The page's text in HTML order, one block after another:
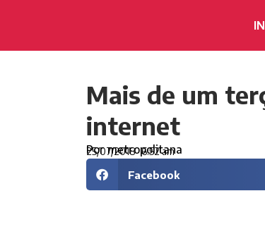
Mais de um
internet
Pormetropolitana
25/07/2018 6:52 am
Facebook